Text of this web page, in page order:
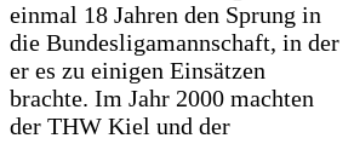
einmal 18 Jahren den Sprung in
die Bundesligamannschaft, in der
er es zu einigen Einsätzen
brachte. Im Jahr 2000 machten
der THW Kiel und der